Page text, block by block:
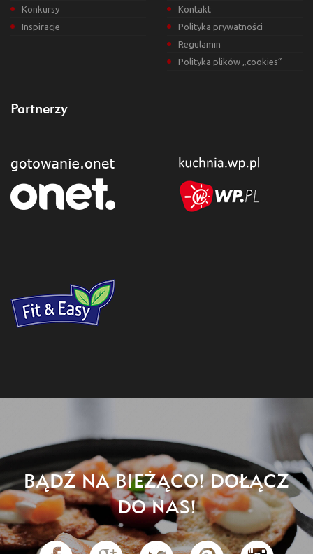
Konkursy
Inspiracje
Kontakt
Polityka prywatności
Regulamin
Polityka plików „cookies”
Partnerzy
BĄDŹ NA BIEŻĄCO! DOŁĄCZ
DO NAS!